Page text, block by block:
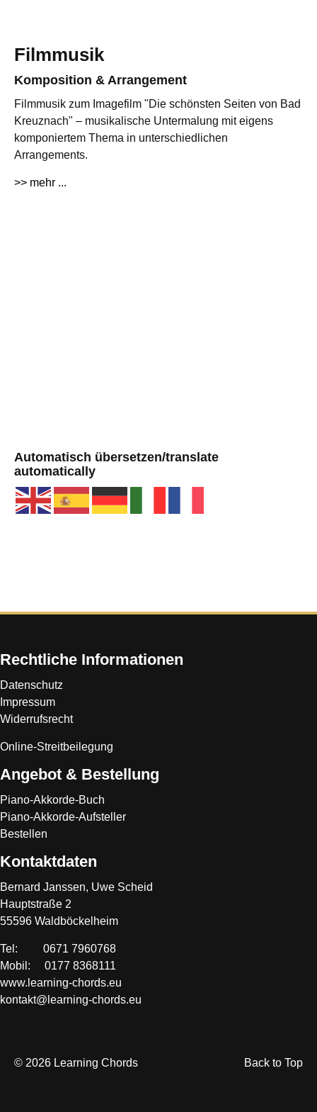
Filmmusik
Komposition & Arrangement
Filmmusik zum Imagefilm "Die schönsten Seiten von Bad
Kreuznach" – musikalische Untermalung mit eigens
komponiertem Thema in unterschiedlichen
Arrangements.
>> mehr ...
Automatisch übersetzen/translate
automatically
Rechtliche Informationen
Datenschutz
Impressum
Widerrufsrecht
Online-Streitbeilegung
Angebot & Bestellung
Piano-Akkorde-Buch
Piano-Akkorde-Aufsteller
Bestellen
Kontaktdaten
Bernard Janssen, Uwe Scheid
Hauptstraße 2
55596 Waldböckelheim
Tel: 0671 7960768
Mobil: 0177 8368111
www.learning-chords.eu
kontakt@learning-chords.eu
Back to Top
© 2026 Learning Chords